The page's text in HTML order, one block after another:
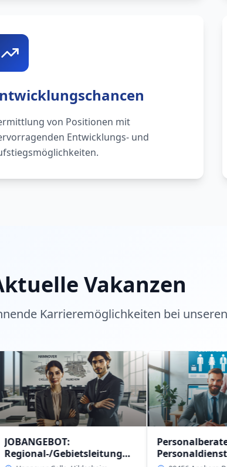
von Positionen mit
Entwicklungs- und
Vakanzen
Karrieremöglichkeiten bei
Gebietsleitung
Personalberater (w/m/d)
Personaldienstleistung